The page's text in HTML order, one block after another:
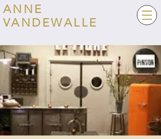
ANNE
VANDEWALLE